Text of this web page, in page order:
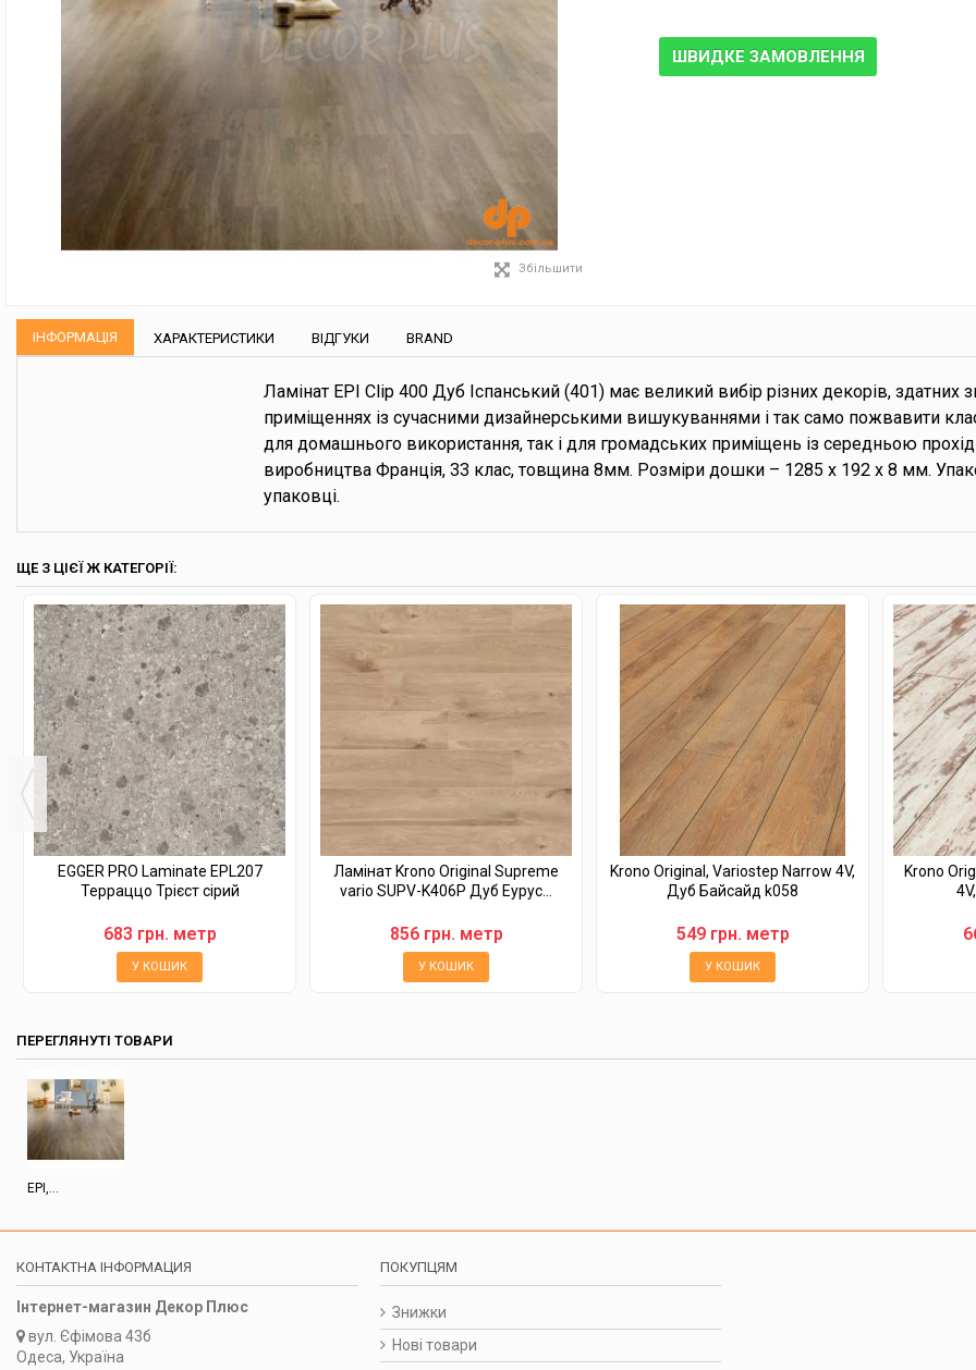
Збільшити
ШВИДКЕ ЗАМОВЛЕННЯ
ІНФОРМАЦІЯ ХАРАКТЕРИСТИКИ ВІДГУКИ BRAND
Ламінат EPI Clip 400 Дуб Іспанський (401) має великий вибір різних декорів, здатних
приміщеннях із сучасними дизайнерськими вишукуваннями і так само пожвавити
для домашнього використання, так і для громадських приміщень із середньою
виробництва Франція, 33 клас, товщина 8мм. Розміри дошки – 1285 х 192 х 8 мм.
упаковці.
ЩЕ З ЦІЄЇ Ж КАТЕГОРІЇ:
EGGER PRO Laminate EPL207
Терраццо Трієст сірий
683 грн. метр
У КОШИК
Ламінат Krono Original Supreme
vario SUPV-K406P Дуб Еурус...
856 грн. метр
У КОШИК
Krono Original, Variostep Narrow 4V,
Дуб Байсайд k058
549 грн. метр
У КОШИК
Krono
ПЕРЕГЛЯНУТІ ТОВАРИ
EPI,...
КОНТАКТНА ІНФОРМАЦИЯ
Інтернет-магазин Декор Плюс
вул. Єфімова 43б
Одеса, Україна
ПОКУПЦЯМ
Знижки
Нові товари